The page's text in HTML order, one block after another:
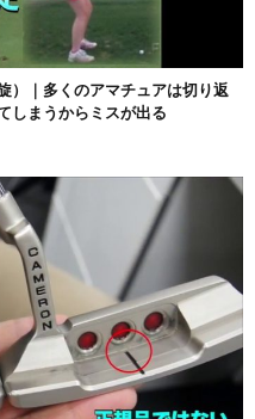
）｜多くのアマチュアは切り返
しまうからミスが出る